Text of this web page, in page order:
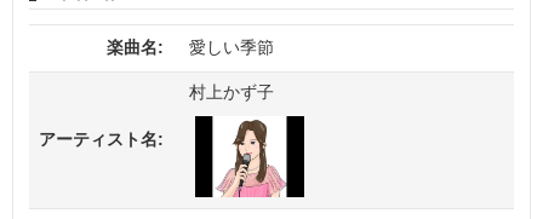
楽曲名: 愛しい季節
アーティスト名:
村上かず子